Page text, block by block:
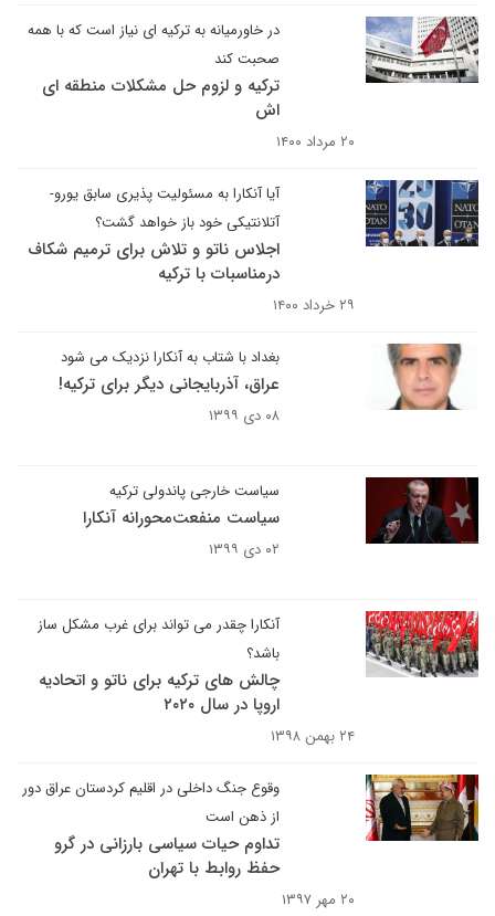
در خاورمیانه به ترکیه ای نیاز است که با همه
صحبت کند
ترکیه و لزوم حل مشکلات منطقه ای
اش
۲۰ مرداد ۱۴۰۰
آیا آنکارا به مسئولیت پذیری سابق یورو-
آتلانتیکی خود باز خواهد گشت؟
اجلاس ناتو و تلاش برای ترمیم شکاف
درمناسبات با ترکیه
۲۹ خرداد ۱۴۰۰
بغداد با شتاب به آنکارا نزدیک می شود
عراق، آذربایجانی دیگر برای ترکیه!
۰۸ دی ۱۳۹۹
سیاست خارجی پاندولی ترکیه
سیاست منفعت‌محورانه آنکارا
۰۲ دی ۱۳۹۹
آنکارا چقدر می تواند برای غرب مشکل ساز
باشد؟
چالش های ترکیه برای ناتو و اتحادیه
اروپا در سال ۲۰۲۰
۲۴ بهمن ۱۳۹۸
وقوع جنگ داخلی در اقلیم کردستان عراق دور
از ذهن است
تداوم حیات سیاسی بارزانی در گرو
حفظ روابط با تهران
۲۰ مهر ۱۳۹۷